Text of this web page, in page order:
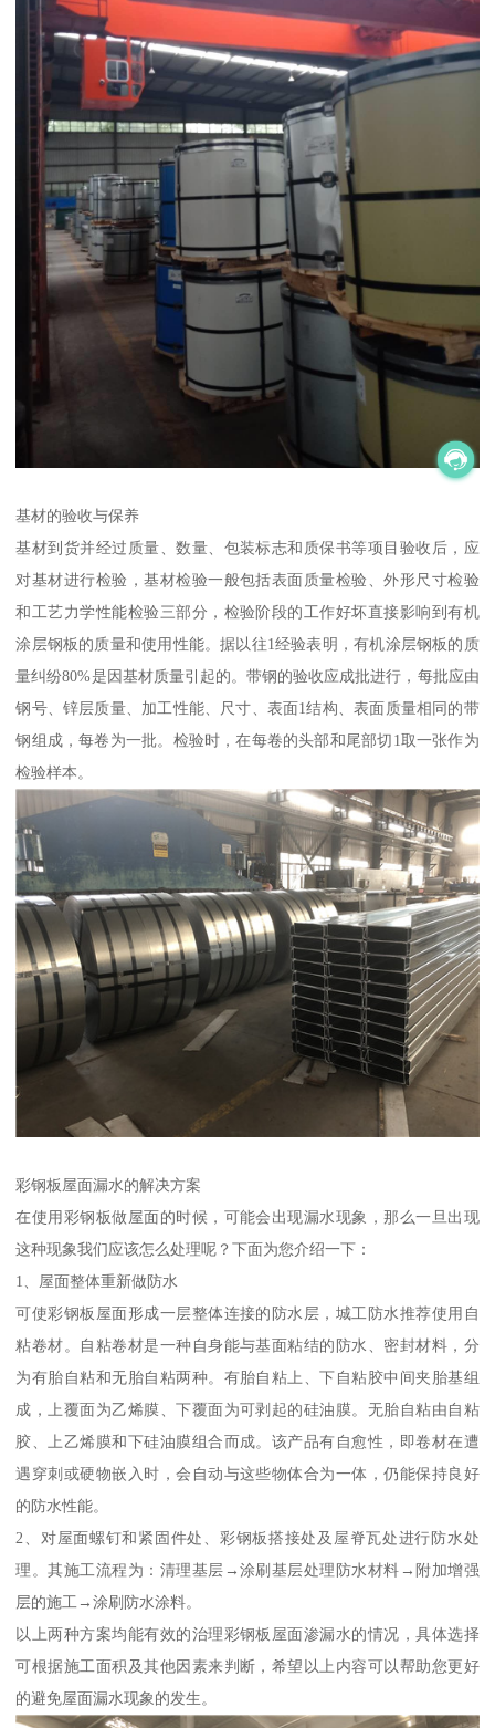
基材的验收与保养
基材到货并经过质量、数量、包装标志和质保书等项目验收后，应
对基材进行检验，基材检验一般包括表面质量检验、外形尺寸检验
和工艺力学性能检验三部分，检验阶段的工作好坏直接影响到有机
涂层钢板的质量和使用性能。据以往1经验表明，有机涂层钢板的质
量纠纷80%是因基材质量引起的。带钢的验收应成批进行，每批应由
钢号、锌层质量、加工性能、尺寸、表面1结构、表面质量相同的带
钢组成，每卷为一批。检验时，在每卷的头部和尾部切1取一张作为
检验样本。
彩钢板屋面漏水的解决方案
在使用彩钢板做屋面的时候，可能会出现漏水现象，那么一旦出现
这种现象我们应该怎么处理呢？下面为您介绍一下：
1、屋面整体重新做防水
可使彩钢板屋面形成一层整体连接的防水层，城工防水推荐使用自
粘卷材。自粘卷材是一种自身能与基面粘结的防水、密封材料，分
为有胎自粘和无胎自粘两种。有胎自粘上、下自粘胶中间夹胎基组
成，上覆面为乙烯膜、下覆面为可剥起的硅油膜。无胎自粘由自粘
胶、上乙烯膜和下硅油膜组合而成。该产品有自愈性，即卷材在遭
遇穿刺或硬物嵌入时，会自动与这些物体合为一体，仍能保持良好
的防水性能。
2、对屋面螺钉和紧固件处、彩钢板搭接处及屋脊瓦处进行防水处
理。其施工流程为：清理基层→涂刷基层处理防水材料→附加增强
层的施工→涂刷防水涂料。
以上两种方案均能有效的治理彩钢板屋面渗漏水的情况，具体选择
可根据施工面积及其他因素来判断，希望以上内容可以帮助您更好
的避免屋面漏水现象的发生。